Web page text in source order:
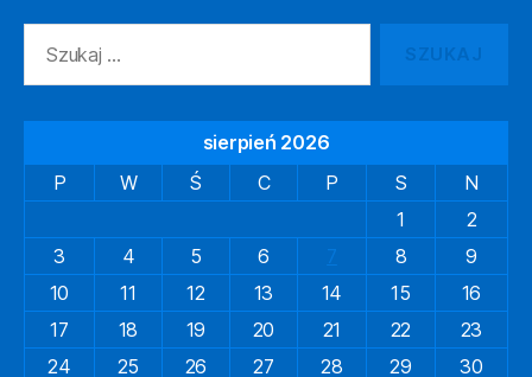
sierpień 2026
P
W Ś C P S
N
1
2
3
4 5 6 7 8
9
10
11 12 13 14 15
16
17
18 19 20 21 22
23
24
25 26 27 28 29 30